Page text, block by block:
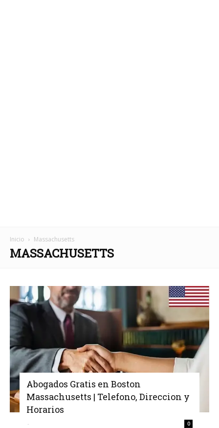
Inicio Massachusetts
MASSACHUSETTS
Abogados Gratis en Boston
Massachusetts | Telefono, Direccion y
Horarios
- 0